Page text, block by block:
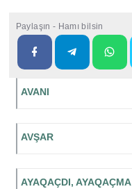
Paylaşın - Hamı bilsin
AVANI
AVŞAR
AYAQAÇDI, AYAQAÇMA